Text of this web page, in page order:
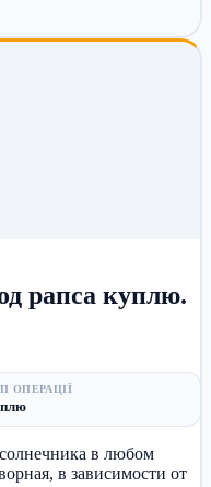
рапса куплю.
ОПЕРАЦІЇ
в любом
в зависимости от